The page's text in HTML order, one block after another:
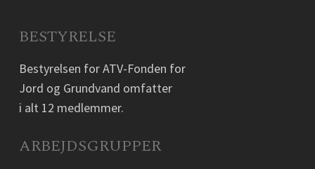
BESTYRELSE
Bestyrelsen for ATV-Fonden for
Jord og Grundvand omfatter
i alt 12 medlemmer.
ARBEJDSGRUPPER